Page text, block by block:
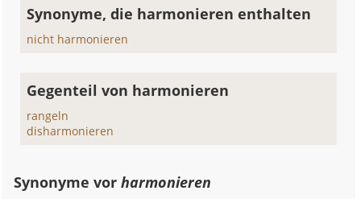
Synonyme, die harmonieren enthalten
nicht harmonieren
Gegenteil von harmonieren
rangeln
disharmonieren
Synonyme vorharmonieren